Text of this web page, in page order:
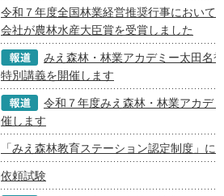
令和７年度全国林業経営推奨行事において
会社が農林水産大臣賞を受賞しました
みえ森林・林業アカデミー太田名
特別講義を開催します
令和７年度みえ森林・林業アカデ
催します
「みえ森林教育ステーション認定制度」に
依頼試験